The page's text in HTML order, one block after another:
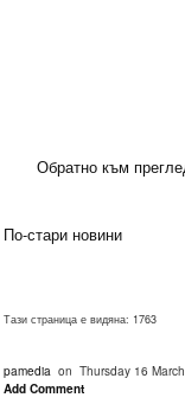
Обратно към
По-стари новини
Тази страница е видяна: 1763
pamedia on Thursday 16
Add Comment